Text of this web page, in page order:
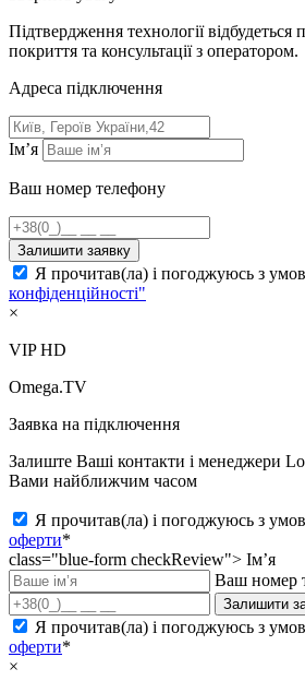
Підтвердження технології відбудеться
покриття та консультації з оператором.
Адресa підключення
Ім’я
Ваш номер телефону
Залишити заявку
Я прочитав(ла) і погоджуюсь з
конфіденційності"
×
VIP HD
Omega.TV
Заявка на підключення
Залиште Ваші контакти і менеджери
Вами найближчим часом
Я прочитав(ла) і погоджуюсь з
оферти*
class="blue-form checkReview"> Ім’я
Ваш номер
Залишити
Я прочитав(ла) і погоджуюсь з
оферти*
×